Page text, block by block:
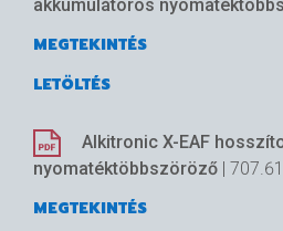
Előnyök:
nagy torziós erő miatt
csavarkötéshez. Az
akkumulátoros
MEGTEKINTÉS
LETÖLTÉS
Alkitronic X-EAF
nyomatéktöbbszöröző |
MEGTEKINTÉS